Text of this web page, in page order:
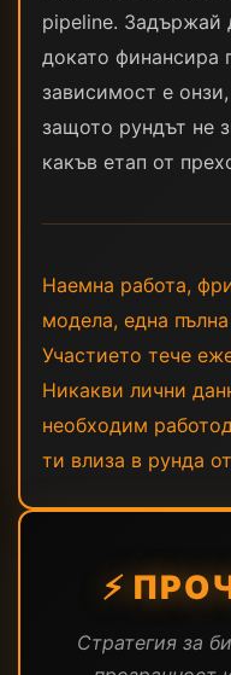
pipeline. Задържай
докато финансира
зависимост е
защото рундът не
какъв етап от
Наемна работа,
модела, една
Участието тече
Никакви лични
необходим
ти влиза в рунда
⚡
Стратегия за